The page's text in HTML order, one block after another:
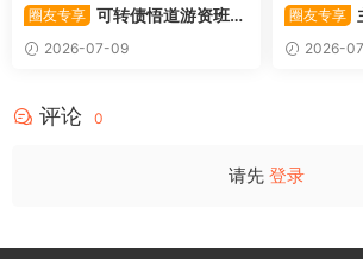
圈友专享 可转债悟道游资班出
奇系列悟道系列守正系列课程-
卓妍
2026-07-09
圈友专享
价抢筹盘
年的体系
2026-
评论 0
请先 登录